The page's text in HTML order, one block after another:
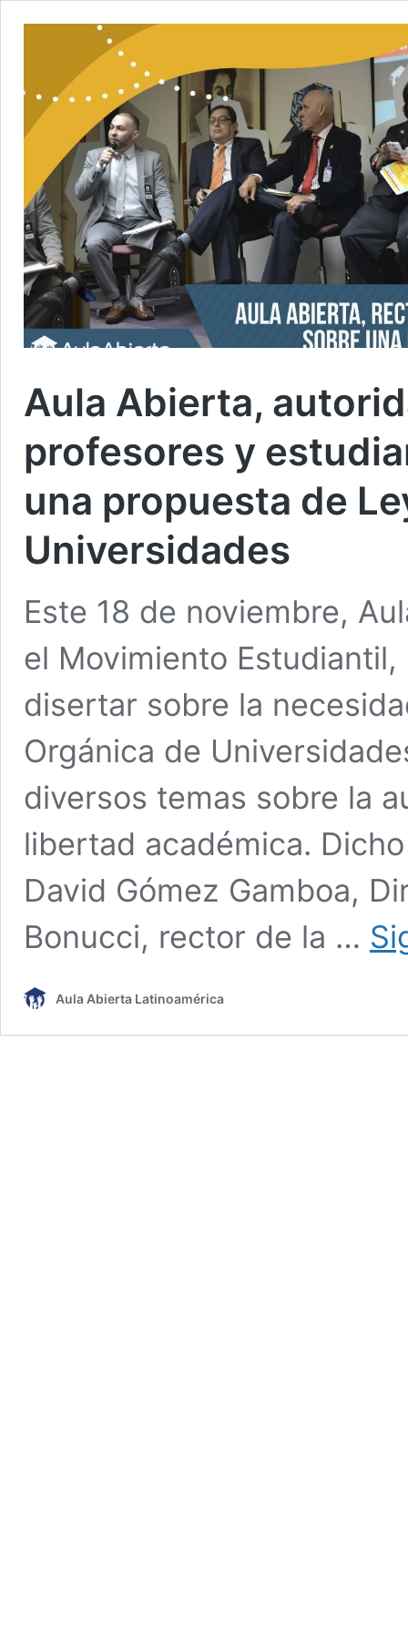
Aula Abierta,
profesores y
una propuesta de
Universidades
Este 18 de noviembre,
el Movimiento
disertar sobre la
Orgánica de
diversos temas sobre la
libertad académica.
David Gómez Gamboa,
Bonucci, rector de la …
Aula Abierta Latinoamérica